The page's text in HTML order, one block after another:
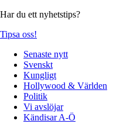
Har du ett nyhetstips?
Tipsa oss!
Senaste nytt
Svenskt
Kungligt
Hollywood & Världen
Politik
Vi avslöjar
Kändisar A-Ö